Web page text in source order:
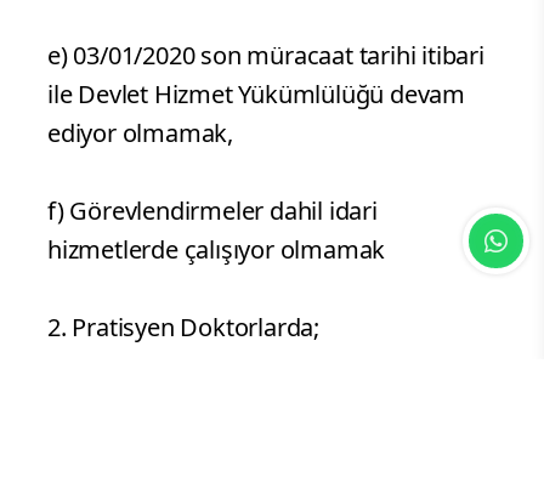
e) 03/01/2020 son müracaat tarihi itibari
ile Devlet Hizmet Yükümlülüğü devam
ediyor olmamak,
f) Görevlendirmeler dahil idari
hizmetlerde çalışıyor olmamak
2. Pratisyen Doktorlarda;